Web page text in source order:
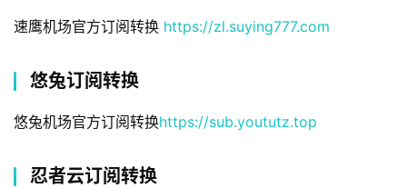
速鹰机场官方订阅转换 https://zl.suying777.com
悠兔订阅转换
悠兔机场官方订阅转换https://sub.yoututz.top
忍者云订阅转换